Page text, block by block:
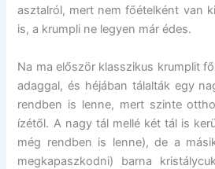
asztalról, mert nem főételként van
is, a krumpli ne legyen már édes.
Na ma először klasszikus krumplit
adaggal, és héjában tálalták egy
rendben is lenne, mert szinte
ízétől. A nagy tál mellé két tál is
még rendben is lenne), de a
megkapaszkodni) barna